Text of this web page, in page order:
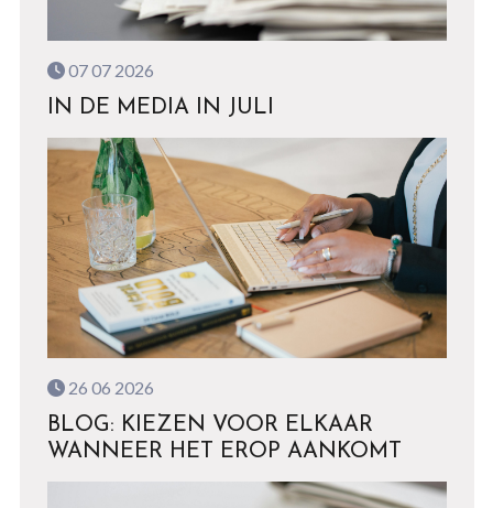
07 07 2026
IN DE MEDIA IN JULI
26 06 2026
BLOG: KIEZEN VOOR ELKAAR
WANNEER HET EROP AANKOMT